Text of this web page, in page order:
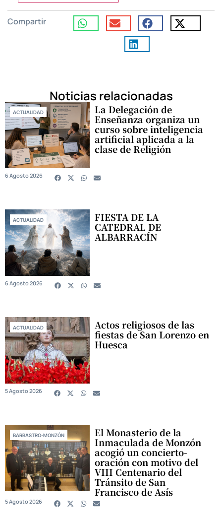
Compartir
Noticias relacionadas
ACTUALIDAD La Delegación de
Enseñanza organiza un
curso sobre inteligencia
artificial aplicada a la
clase de Religión
6 Agosto 2026
ACTUALIDAD FIESTA DE LA
CATEDRAL DE
ALBARRACÍN
6 Agosto 2026
ACTUALIDAD Actos religiosos de las
fiestas de San Lorenzo en
Huesca
5 Agosto 2026
BARBASTRO-MONZÓN El Monasterio de la
Inmaculada de Monzón
acogió un concierto-
oración con motivo del
VIII Centenario del
Tránsito de San
Francisco de Asís
5 Agosto 2026